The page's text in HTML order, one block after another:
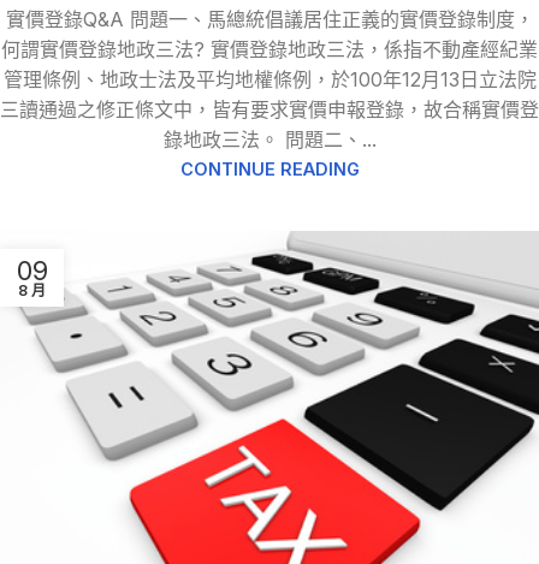
實價登錄Q&A 問題一、馬總統倡議居住正義的實價登錄制度，
何謂實價登錄地政三法? 實價登錄地政三法，係指不動產經紀業
管理條例、地政士法及平均地權條例，於100年12月13日立法院
三讀通過之修正條文中，皆有要求實價申報登錄，故合稱實價登
錄地政三法。 問題二、...
CONTINUE READING
09
8 月